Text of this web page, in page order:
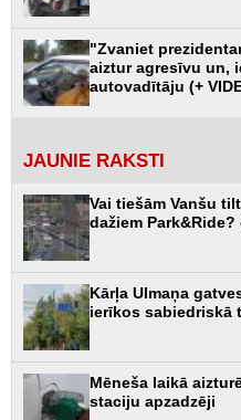
"Zvaniet
aiztur agresīvu un,
autovadītāju (+
JAUNIE RAKSTI
Vai tiešām Vanšu
dažiem Park&Ride?
Kārļa Ulmaņa
ierīkos sabiedriskā
Mēneša laikā
staciju apzadzēji